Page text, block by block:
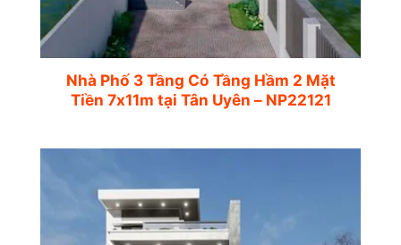
Nhà Phố 3 Tầng Có Tầng Hầm 2 Mặt
Tiền 7x11m tại Tân Uyên – NP22121